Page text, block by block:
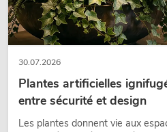
30.07.2026
Plantes artificielles
entre sécurité et design
Les plantes donnent vie aux